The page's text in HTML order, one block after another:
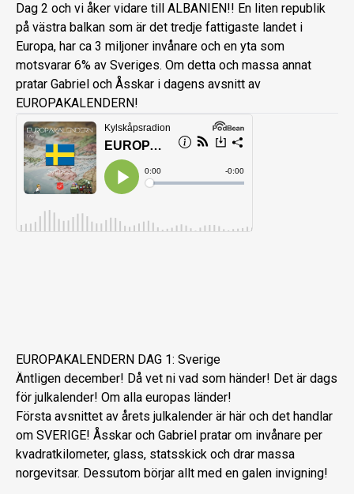
Dag 2 och vi åker vidare till ALBANIEN!! En liten republik
på västra balkan som är det tredje fattigaste landet i
Europa, har ca 3 miljoner invånare och en yta som
motsvarar 6% av Sveriges. Om detta och massa annat
pratar Gabriel och Åsskar i dagens avsnitt av
EUROPAKALENDERN!
EUROPAKALENDERN DAG 1: Sverige
Äntligen december! Då vet ni vad som händer! Det är dags
för julkalender! Om alla europas länder!
Första avsnittet av årets julkalender är här och det handlar
om SVERIGE! Åsskar och Gabriel pratar om invånare per
kvadratkilometer, glass, statsskick och drar massa
norgevitsar. Dessutom börjar allt med en galen invigning!